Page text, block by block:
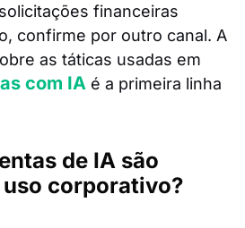
financeiras
confirme por outro canal. A
as táticas usadas em
com IA é a primeira linha
de IA são
corporativo?